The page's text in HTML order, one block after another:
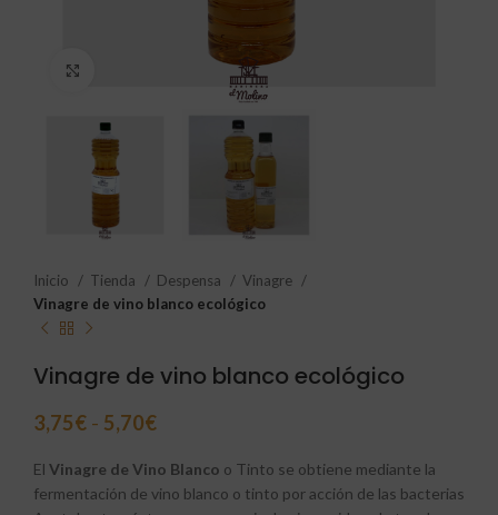
Inicio Tienda Despensa
Vinagre
Vinagre de vino blanco ecológico
Vinagre de vino blanco ecológico
3,75€ - 5,70€
El Vinagre de Vino Blanco o Tinto se obtiene mediante la
fermentación de vino blanco o tinto por acción de las bacterias